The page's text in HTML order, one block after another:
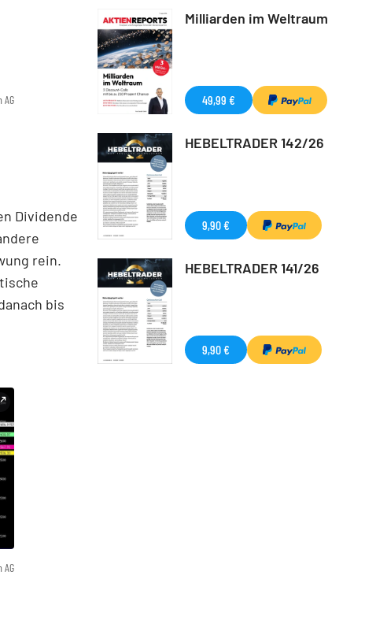
AG
Dividende
rein.
bis
AG
Milliarden im Weltraum
49,99 €
HEBELTRADER 142/26
9,90 €
HEBELTRADER 141/26
9,90 €